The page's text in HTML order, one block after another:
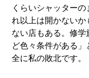
くらいシャッター
れ以上は開かない
ない店もある。修
ど色々条件がある
全に私の敗北です。